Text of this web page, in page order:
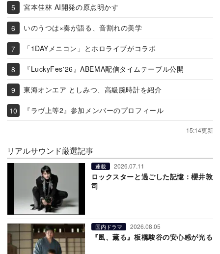
宮本佳林 AI開発の原点明かす
いのうつは×奏が語る、音割れの美学
「1DAYメニコン」とホロライブがコラボ
『LuckyFes'26』ABEMA配信タイムテーブル公開
東海オンエア としみつ、高級腕時計を紹介
『ラヴ上等2』参加メンバーのプロフィール
15:14更新
リアルサウンド厳選記事
連載 2026.07.11
ロックスターと過ごした記憶：櫻井敦
司
国内ドラマ 2026.08.05
『風、薫る』板橋駿谷の安心感が光る